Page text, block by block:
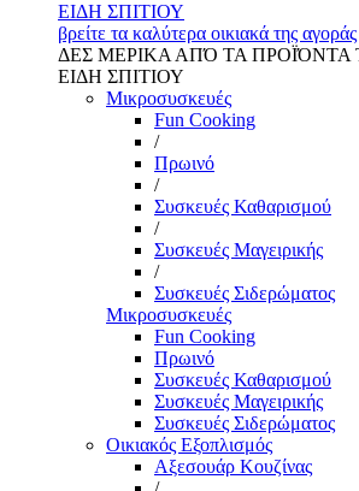
ΕΙΔΗ ΣΠΙΤΙΟΥ
βρείτε τα καλύτερα οικιακά της αγοράς
ΔΕΣ ΜΕΡΙΚΑ ΑΠΌ ΤΑ ΠΡΟΪΌΝΤΑ
ΕΙΔΗ ΣΠΙΤΙΟΥ
Μικροσυσκευές
Fun Cooking
/
Πρωινό
/
Συσκευές Καθαρισμού
/
Συσκευές Μαγειρικής
/
Συσκευές Σιδερώματος
Μικροσυσκευές
Fun Cooking
Πρωινό
Συσκευές Καθαρισμού
Συσκευές Μαγειρικής
Συσκευές Σιδερώματος
Οικιακός Εξοπλισμός
Αξεσουάρ Κουζίνας